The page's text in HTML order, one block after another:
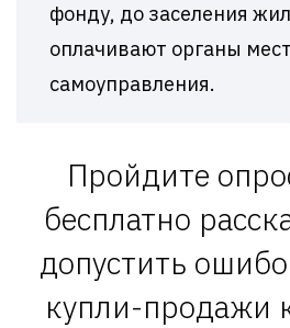
фонду, до заселения
оплачивают органы
самоуправления.
Пройдите
бесплатно
допустить
купли-продажи